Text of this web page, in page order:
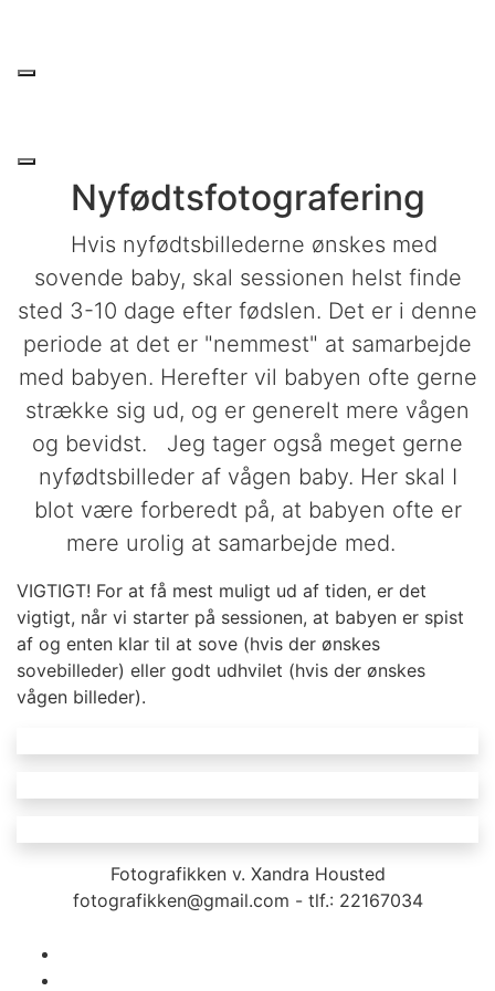
Nyfødtsfotografering
Hvis nyfødtsbillederne ønskes med
sovende baby, skal sessionen helst finde
sted 3-10 dage efter fødslen. Det er i denne
periode at det er "nemmest" at samarbejde
med babyen. Herefter vil babyen ofte gerne
strække sig ud, og er generelt mere vågen
og bevidst. Jeg tager også meget gerne
nyfødtsbilleder af vågen baby. Her skal I
blot være forberedt på, at babyen ofte er
mere urolig at samarbejde med.
VIGTIGT! For at få mest muligt ud af tiden, er det
vigtigt, når vi starter på sessionen, at babyen er spist
af og enten klar til at sove (hvis der ønskes
sovebilleder) eller godt udhvilet (hvis der ønskes
vågen billeder).
Fotografikken v. Xandra Housted
fotografikken@gmail.com - tlf.: 22167034